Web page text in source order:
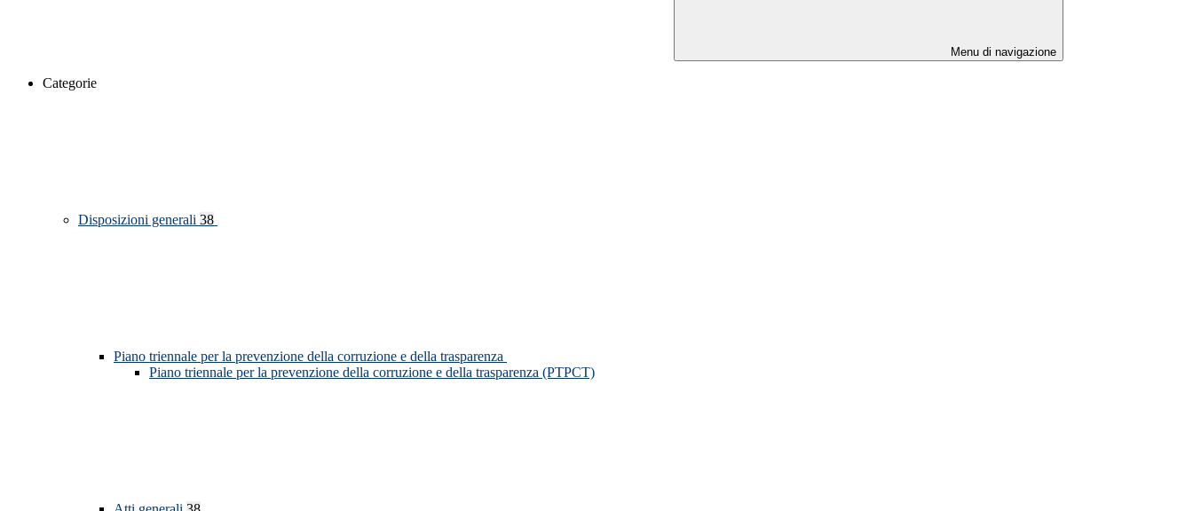
Menu di navigazione
Categorie
Disposizioni generali 38
Piano triennale per la prevenzione della corruzione e della trasparenza
Piano triennale per la prevenzione della corruzione e della trasparenza (PTPCT)